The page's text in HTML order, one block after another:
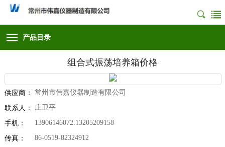
产品目录
组合式振荡培养箱价格
供应商： 常州市伟嘉仪器制造有限公司
联系人： 庄卫平
手机： 13906146072.13205209158
传真： 86-0519-82324912